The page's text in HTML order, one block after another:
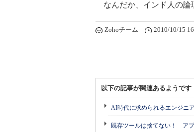
なんだか、インド人の論
Zohoチーム 2010/10/15
以下の記事が関連あるようです
AI時代に求められるエンジニ
既存ツールは捨てない！ ア